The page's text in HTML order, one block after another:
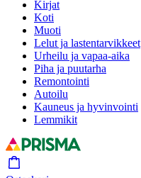
Kirjat
Koti
Muoti
Lelut ja lastentarvikkeet
Urheilu ja vapaa-aika
Piha ja puutarha
Remontointi
Autoilu
Kauneus ja hyvinvointi
Lemmikit